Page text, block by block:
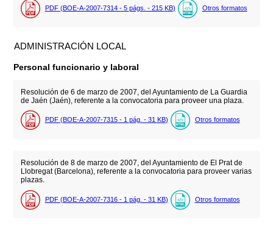
PDF (BOE-A-2007-7314 - 5 págs. - 215 KB) Otros formatos
ADMINISTRACIÓN LOCAL
Personal funcionario y laboral
Resolución de 6 de marzo de 2007, del Ayuntamiento de La Guardia
de Jaén (Jaén), referente a la convocatoria para proveer una plaza.
PDF (BOE-A-2007-7315 - 1 pág. - 31 KB) Otros formatos
Resolución de 8 de marzo de 2007, del Ayuntamiento de El Prat de
Llobregat (Barcelona), referente a la convocatoria para proveer varias
plazas.
PDF (BOE-A-2007-7316 - 1 pág. - 31 KB) Otros formatos